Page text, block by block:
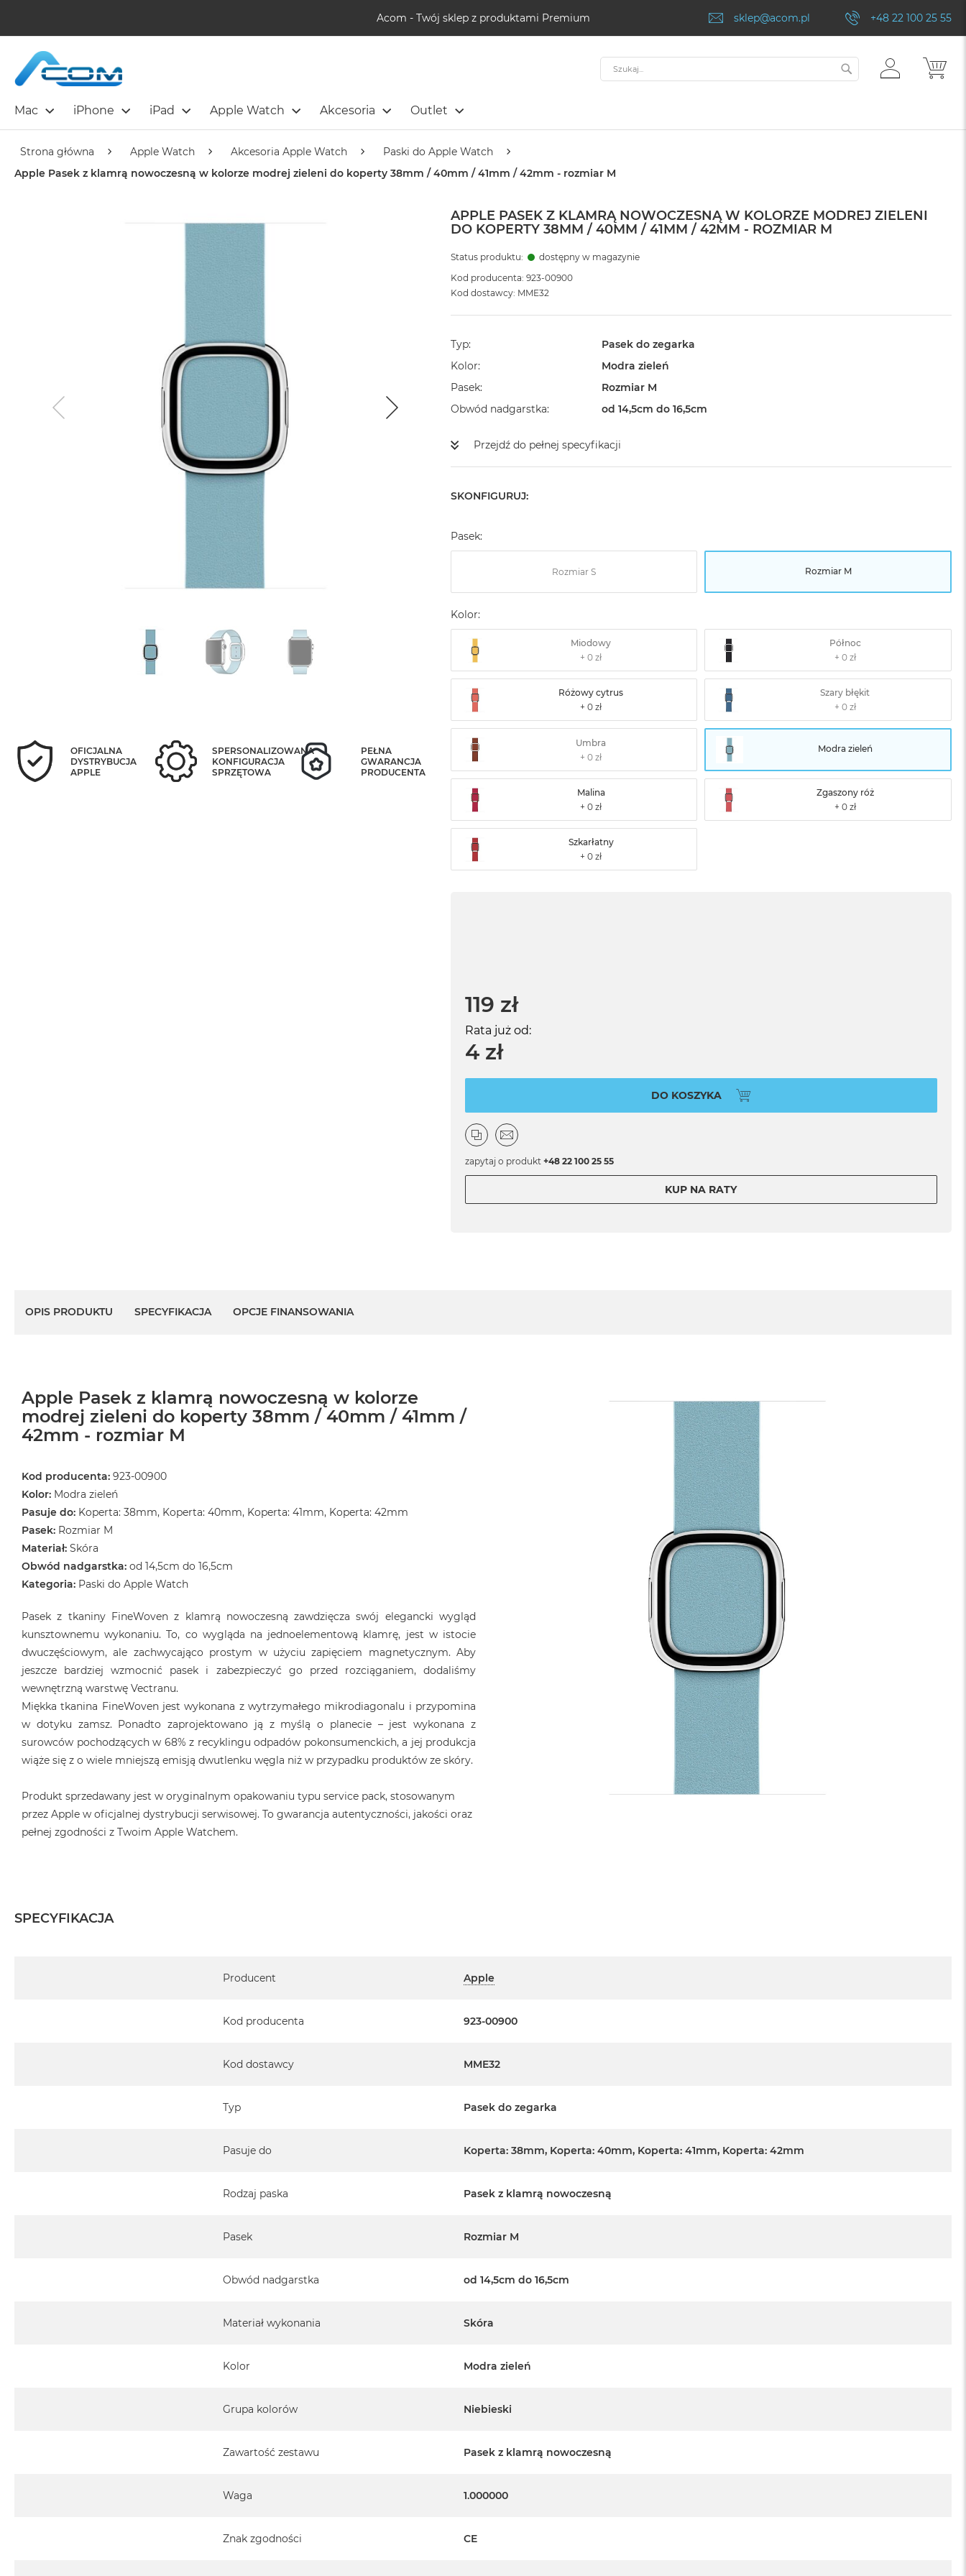
Acom - Twój sklep z produktami Premium sklep@acom.pl +48 22 100 25 55
Mac iPhone iPad Apple Watch Akcesoria Outlet
ZALOGUJ
SIĘ
Szukaj SZUKAJ
Strona główna Apple Watch Akcesoria Apple Watch
Paski do Apple Watch
Apple Pasek z klamrą nowoczesną w kolorze modrej zieleni do koperty 38mm / 40mm / 41mm / 42mm - rozmiar M
APPLE PASEK Z KLAMRĄ NOWOCZESNĄ W KOLORZE MODREJ ZIELENI
DO KOPERTY 38MM / 40MM / 41MM / 42MM - ROZMIAR M
Status produktu:
dostępny w magazynie
Kod producenta: 923-00900
Kod dostawcy: MME32
Typ
Pasek do zegarka
Kolor
Modra zieleń
Pasek
Rozmiar M
Obwód nadgarstka
od 14,5cm do 16,5cm
Przejdź do pełnej specyfikacji
SKONFIGURUJ:
Pasek:
Rozmiar S Rozmiar M
Kolor:
Miodowy Północ
Różowy cytrus Szary błękit
Umbra
Modra zieleń
Malina Zgaszony róż
Szkarłatny
119 zł
Rata już od:
4 zł
DO KOSZYKA
zapytaj o produkt +48 22 100 25 55
KUP NA RATY
OFICJALNA
DYSTRYBUCJA
APPLE
SPERSONALIZOWANA
KONFIGURACJA
SPRZĘTOWA
PEŁNA
GWARANCJA
PRODUCENTA
OPIS PRODUKTU SPECYFIKACJA OPCJE FINANSOWANIA
Apple Pasek z klamrą nowoczesną w kolorze
modrej zieleni do koperty 38mm / 40mm / 41mm /
42mm - rozmiar M
Kod producenta: 923-00900
Kolor: Modra zieleń
Pasuje do: Koperta: 38mm, Koperta: 40mm, Koperta: 41mm, Koperta: 42mm
Pasek: Rozmiar M
Materiał: Skóra
Obwód nadgarstka: od 14,5cm do 16,5cm
Kategoria: Paski do Apple Watch
Pasek z tkaniny FineWoven z klamrą nowoczesną zawdzięcza swój elegancki wygląd
kunsztownemu wykonaniu. To, co wygląda na jednoelementową klamrę, jest w istocie
dwuczęściowym, ale zachwycająco prostym w użyciu zapięciem magnetycznym. Aby
jeszcze bardziej wzmocnić pasek i zabezpieczyć go przed rozciąganiem, dodaliśmy
wewnętrzną warstwę Vectranu.
Miękka tkanina FineWoven jest wykonana z wytrzymałego mikrodiagonalu i przypomina
w dotyku zamsz. Ponadto zaprojektowano ją z myślą o planecie – jest wykonana z
surowców pochodzących w 68% z recyklingu odpadów pokonsumenckich, a jej produkcja
wiąże się z o wiele mniejszą emisją dwutlenku węgla niż w przypadku produktów ze skóry.
Produkt sprzedawany jest w oryginalnym opakowaniu typu service pack, stosowanym
przez Apple w oficjalnej dystrybucji serwisowej. To gwarancja autentyczności, jakości oraz
pełnej zgodności z Twoim Apple Watchem.
SPECYFIKACJA
Producent
Apple
Kod producenta 923-00900
Kod dostawcy MME32
Typ Pasek do zegarka
Pasuje do Koperta: 38mm, Koperta: 40mm, Koperta: 41mm, Koperta: 42mm
Rodzaj paska Pasek z klamrą nowoczesną
Pasek Rozmiar M
Obwód nadgarstka od 14,5cm do 16,5cm
Materiał wykonania Skóra
Kolor Modra zieleń
Grupa kolorów Niebieski
Zawartość zestawu Pasek z klamrą nowoczesną
Waga 1.000000
Znak zgodności CE